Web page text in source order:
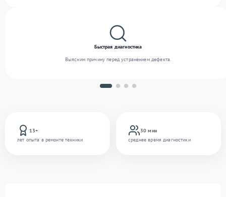
13+
лет опыта в ремонте техники
30 мин
среднее время диагностики
Быстрая диагностика
Выясним причину перед устранением дефекта.